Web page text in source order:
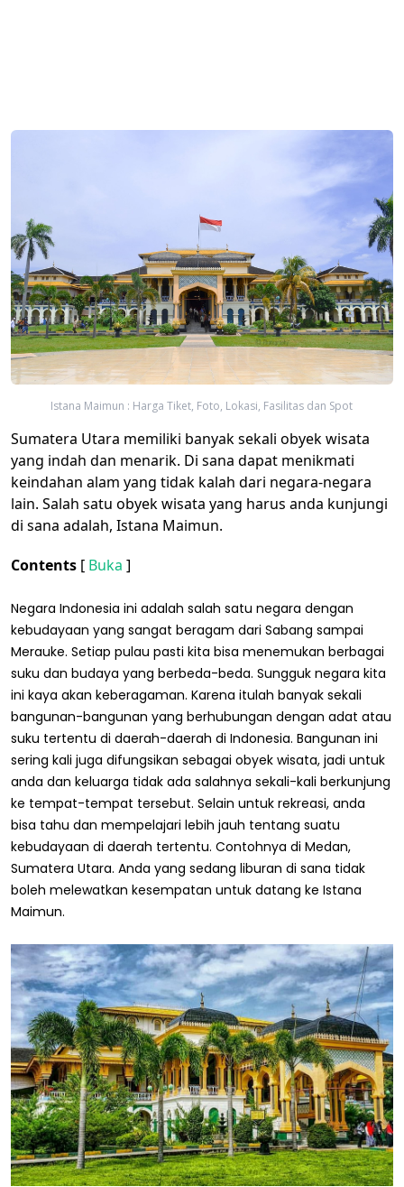
Istana Maimun : Harga Tiket, Foto, Lokasi, Fasilitas dan Spot
Sumatera Utara memiliki banyak sekali obyek wisata
yang indah dan menarik. Di sana dapat menikmati
keindahan alam yang tidak kalah dari negara-negara
lain. Salah satu obyek wisata yang harus anda kunjungi
di sana adalah, Istana Maimun.
Contents [ Buka ]
Negara Indonesia ini adalah salah satu negara dengan
kebudayaan yang sangat beragam dari Sabang sampai
Merauke. Setiap pulau pasti kita bisa menemukan berbagai
suku dan budaya yang berbeda-beda. Sungguk negara kita
ini kaya akan keberagaman. Karena itulah banyak sekali
bangunan-bangunan yang berhubungan dengan adat atau
suku tertentu di daerah-daerah di Indonesia. Bangunan ini
sering kali juga difungsikan sebagai obyek wisata, jadi untuk
anda dan keluarga tidak ada salahnya sekali-kali berkunjung
ke tempat-tempat tersebut. Selain untuk rekreasi, anda
bisa tahu dan mempelajari lebih jauh tentang suatu
kebudayaan di daerah tertentu. Contohnya di Medan,
Sumatera Utara. Anda yang sedang liburan di sana tidak
boleh melewatkan kesempatan untuk datang ke Istana
Maimun.